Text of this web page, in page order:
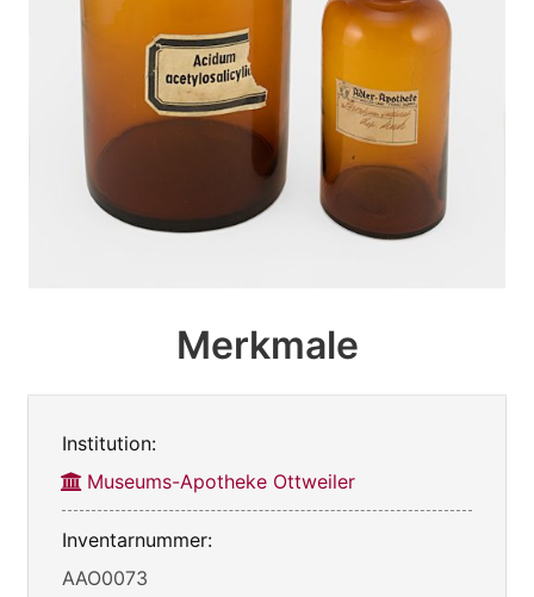
Merkmale
Institution:
Museums-Apotheke Ottweiler
Inventarnummer:
AAO0073